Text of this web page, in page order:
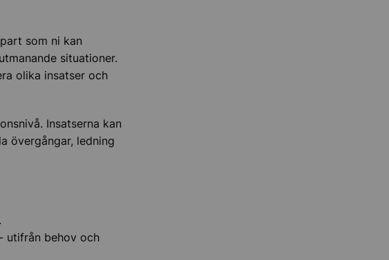
som ni kan
situationer.
olika insatser och
Insatserna kan
övergångar, ledning
utifrån behov och